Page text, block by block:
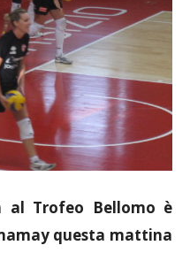
al Trofeo Bellomo è
questa mattina